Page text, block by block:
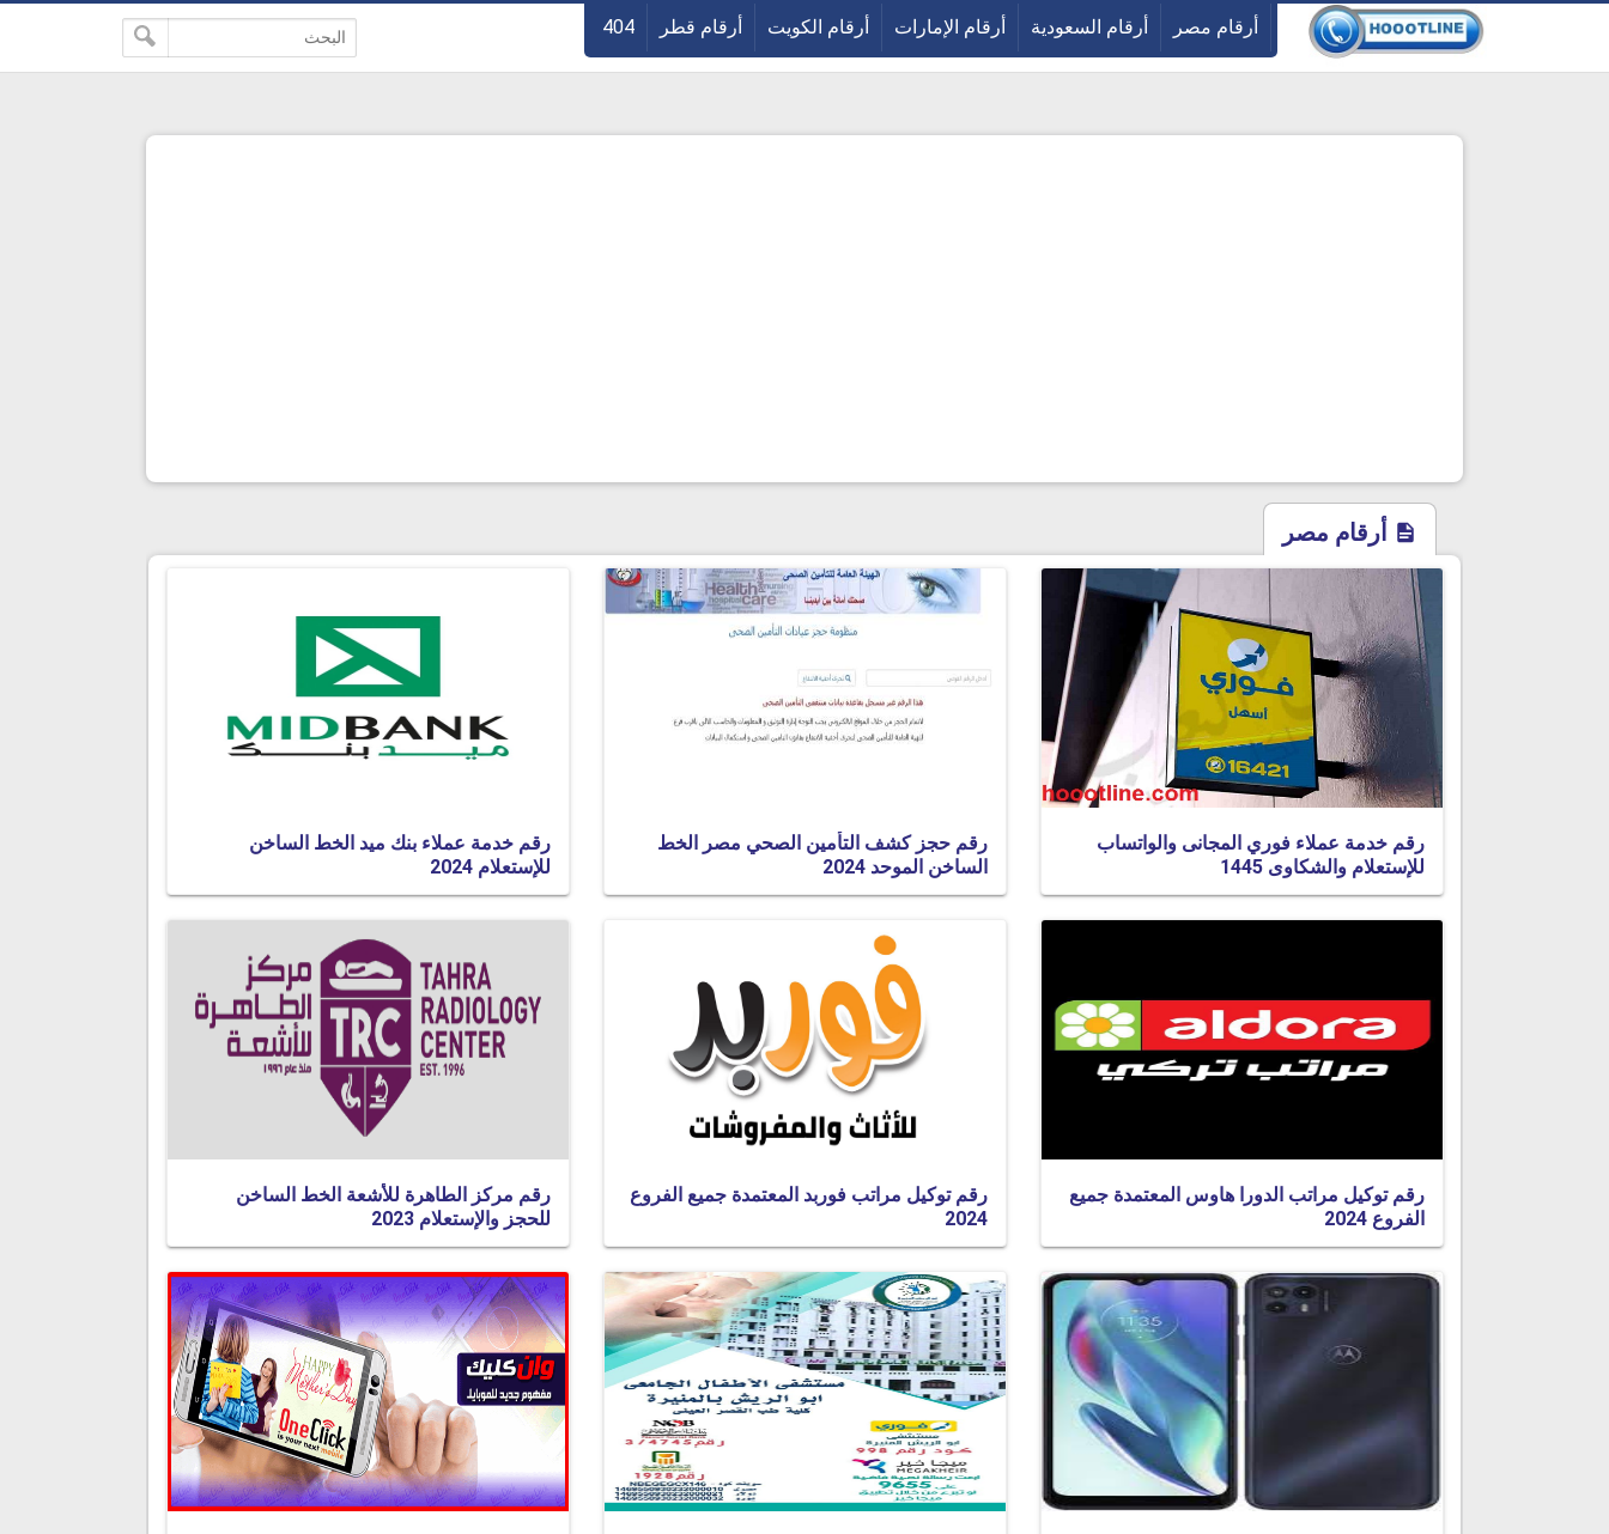
أرقام مصر أرقام السعودية أرقام الإمارات أرقام الكويت أرقام قطر 404
أرقام مصر
رقم خدمة عملاء فوري المجانى والواتساب
للإستعلام والشكاوى 1445
رقم حجز كشف التأمين الصحي مصر الخط
الساخن الموحد 2024
رقم خدمة عملاء بنك ميد الخط الساخن
للإستعلام 2024
رقم توكيل مراتب الدورا هاوس المعتمدة جميع
الفروع 2024
رقم توكيل مراتب فوربد المعتمدة جميع الفروع
2024
رقم مركز الطاهرة للأشعة الخط الساخن
للحجز والإستعلام 2023